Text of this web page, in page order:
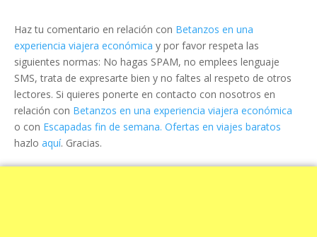
Haz tu comentario en relación con Betanzos en una
experiencia viajera económica y por favor respeta las
siguientes normas: No hagas SPAM, no emplees lenguaje
SMS, trata de expresarte bien y no faltes al respeto de otros
lectores. Si quieres ponerte en contacto con nosotros en
relación con Betanzos en una experiencia viajera económica
o con Escapadas fin de semana. Ofertas en viajes baratos
hazlo aquí. Gracias.